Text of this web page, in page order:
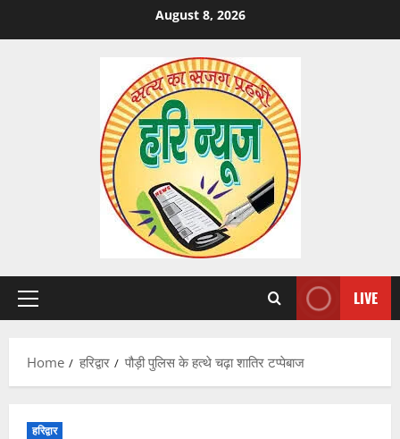
August 8, 2026
Primary
LIVE
Home हरिद्वार पौड़ी पुलिस के हत्थे चढ़ा शातिर टप्पेबाज
हरिद्वार